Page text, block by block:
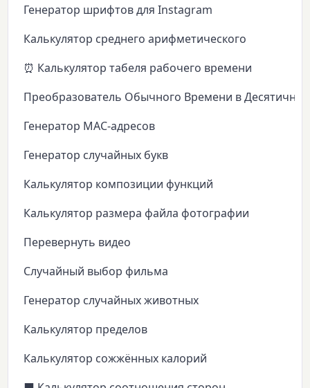
Генератор шрифтов для Instagram
Калькулятор среднего арифметического
⏰ Калькулятор табеля рабочего времени
Преобразователь Обычного Времени в
Генератор MAC-адресов
Генератор случайных букв
Калькулятор композиции функций
Калькулятор размера файла фотографии
Перевернуть видео
Случайный выбор фильма
Генератор случайных животных
Калькулятор пределов
Калькулятор сожжённых калорий